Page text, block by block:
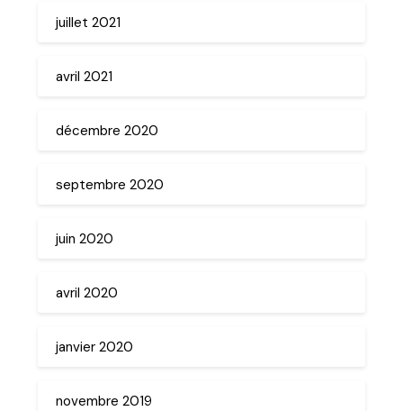
juillet 2021
avril 2021
décembre 2020
septembre 2020
juin 2020
avril 2020
janvier 2020
novembre 2019